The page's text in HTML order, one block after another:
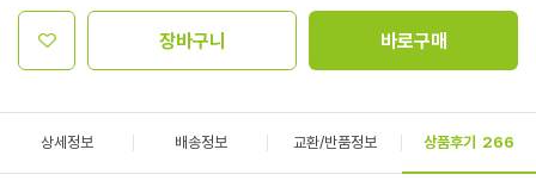
장바구니 바로구매
상세정보 배송정보 교환/반품정보 상품후기 266